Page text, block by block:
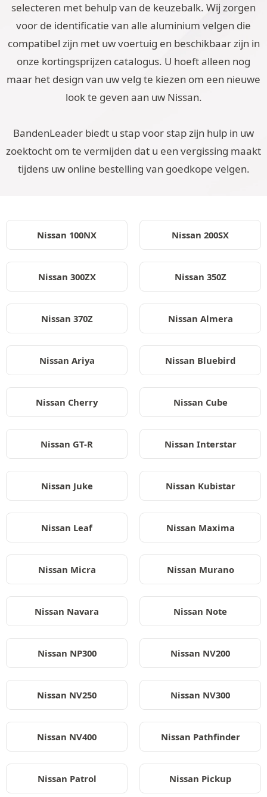
selecteren met behulp van de keuzebalk. Wij zorgen
voor de identificatie van alle aluminium velgen die
compatibel zijn met uw voertuig en beschikbaar zijn in
onze kortingsprijzen catalogus. U hoeft alleen nog
maar het design van uw velg te kiezen om een nieuwe
look te geven aan uw Nissan.
BandenLeader biedt u stap voor stap zijn hulp in uw
zoektocht om te vermijden dat u een vergissing maakt
tijdens uw online bestelling van goedkope velgen.
Nissan 100NX Nissan 200SX
Nissan 300ZX Nissan 350Z
Nissan 370Z Nissan Almera
Nissan Ariya Nissan Bluebird
Nissan Cherry Nissan Cube
Nissan GT-R Nissan Interstar
Nissan Juke Nissan Kubistar
Nissan Leaf Nissan Maxima
Nissan Micra Nissan Murano
Nissan Navara Nissan Note
Nissan NP300 Nissan NV200
Nissan NV250 Nissan NV300
Nissan NV400 Nissan Pathfinder
Nissan Patrol Nissan Pickup